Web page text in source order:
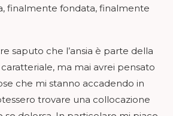
finalmente fondata, finalmente
saputo che l’ansia è parte della
ma mai avrei pensato
che mi stanno accadendo in
trovare una collocazione